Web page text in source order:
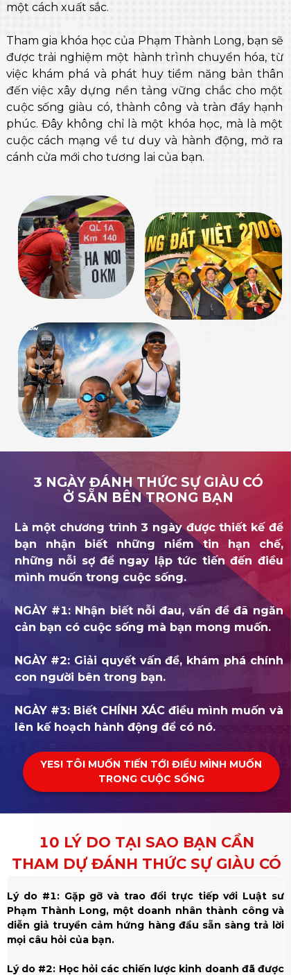
một cách xuất sắc.
Tham gia khóa học của Phạm Thành Long, bạn sẽ
được trải nghiệm một hành trình chuyển hóa, từ
việc khám phá và phát huy tiềm năng bản thân
đến việc xây dựng nền tảng vững chắc cho một
cuộc sống giàu có, thành công và tràn đầy hạnh
phúc. Đây không chỉ là một khóa học, mà là một
cuộc cách mạng về tư duy và hành động, mở ra
cánh cửa mới cho tương lai của bạn.
3 NGÀY ĐÁNH THỨC SỰ GIÀU CÓ
Ở SẴN BÊN TRONG BẠN
Là một chương trình 3 ngày được thiết kế để
bạn nhận biết những niềm tin hạn chế,
những nỗi sợ để ngay lập tức tiến đến điều
mình muốn trong cuộc sống.
NGÀY #1: Nhận biết nỗi đau, vấn đề đã ngăn
cản bạn có cuộc sống mà bạn mong muốn.
NGÀY #2: Giải quyết vấn đề, khám phá chính
con người bên trong bạn.
NGÀY #3: Biết CHÍNH XÁC điều mình muốn và
lên kế hoạch hành động để có nó.
YES! TÔI MUỐN TIẾN TỚI ĐIỀU MÌNH MUỐN
TRONG CUỘC SỐNG
10 LÝ DO TẠI SAO BẠN CẦN
THAM DỰ ĐÁNH THỨC SỰ GIÀU CÓ
Lý do #1: Gặp gỡ và trao đổi trực tiếp với Luật sư
Phạm Thành Long, một doanh nhân thành công và
diễn giả truyền cảm hứng hàng đầu sẵn sàng trả lời
mọi câu hỏi của bạn.
Lý do #2: Học hỏi các chiến lược kinh doanh đã được